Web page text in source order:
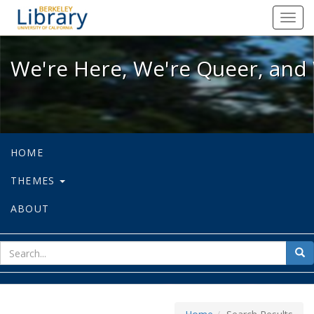
We're Here, We're Queer, and
We're Here, We're Queer,
HOME
THEMES
ABOUT
for